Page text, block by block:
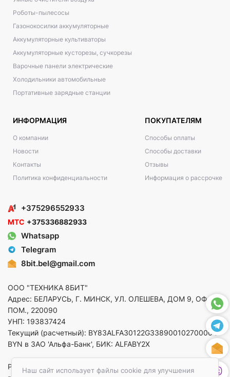
Наш сайт использует файлы cookie для улучшения
Роботы-пылесосы
Газонокосилки аккумуляторные
Аккумуляторные культиваторы
Аккумуляторные кусторезы, сучкорезы
Варочные панели электрические
Холодильники автомобильные
Портативные зарядные станции
ИНФОРМАЦИЯ
О компании
Новости
Контакты
Политика конфиденциальности
ПОКУПАТЕЛЯМ
Способы оплаты
Способы доставки
Отзывы
Информация о рассрочке
+375296552933
МТС +375336882933
Whatsapp
Telegram
8bit.bel@gmail.com
ООО "ТЕХНИКА 8БИТ"
Адрес: БЕЛАРУСЬ, Г. МИНСК, УЛ. ОЛЕШЕВА, ДОМ 9, ОФ. 5,
ПОМ., 220090
УНП: 193837424
Текущий (расчетный): BY83ALFA30122G33890010270000 в
BYN в ЗАО 'Альфа-Банк', БИК: ALFABY2X
Регистрация в торговом реестре от 14.08.2025 Минский